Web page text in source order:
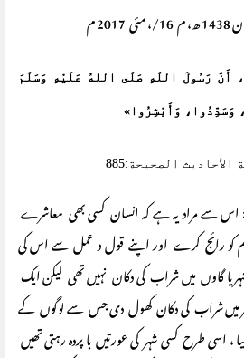
أَنَّ رَسُولَ اللَّهِ صَلَّى اللهُ عَلَيْهِ وَسَلَّمَ
وَسَدِّدُوا، وَأَبْشِرُوا»
اس سے مراد یہ ہے کہ انسان کسی بھی معاشرے
رائج کرے اور اپنے قول و عمل سے اس کی
گاوں میں شراب کی دکان نہیں تھی لیکن ایک
شراب کی دکان کھول دی جس سے لوگوں کے
اسی طرح کسی شہر کی عورتیں با پردہ رہتی تھیں